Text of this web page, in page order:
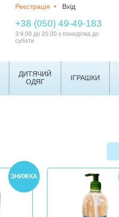
Реєстрація • Вхід
+38 (050) 49-49-183
З 9.00 до 20.00 з понеділка до
суботи
ДИТЯЧИЙ
ОДЯГ
ІГРАШКИ